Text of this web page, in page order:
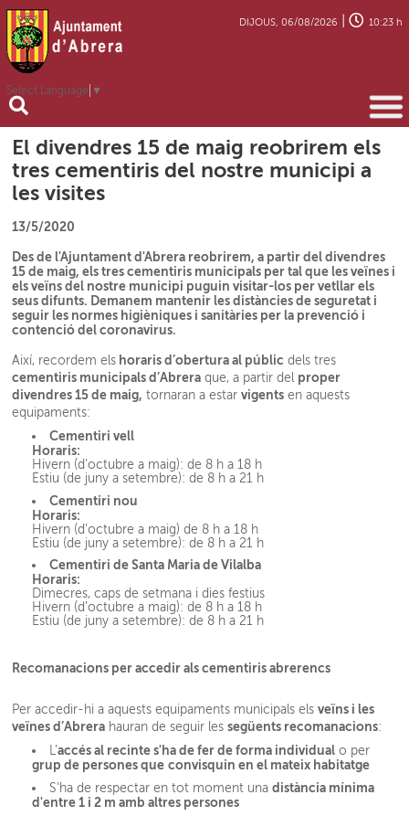
Select Language ▼
DIJOUS, 06/08/2026 10:23 h
El divendres 15 de maig reobrirem els
tres cementiris del nostre municipi a
les visites
13/5/2020
Des de l'Ajuntament d'Abrera reobrirem, a partir del divendres
15 de maig, els tres cementiris municipals per tal que les veïnes i
els veïns del nostre municipi puguin visitar-los per vetllar els
seus difunts. Demanem mantenir les distàncies de seguretat i
seguir les normes higièniques i sanitàries per la prevenció i
contenció del coronavirus.
Així, recordem els horaris d’obertura al públic dels tres
cementiris municipals d’Abrera que, a partir del proper
divendres 15 de maig, tornaran a estarvigents en aquests
equipaments:
Cementiri vell
Horaris:
Hivern (d’octubre a maig): de 8 h a 18 h
Estiu (de juny a setembre): de 8 h a 21 h
Cementiri nou
Horaris:
Hivern (d’octubre a maig) de 8 h a 18 h
Estiu (de juny a setembre): de 8 h a 21 h
Cementiri de Santa Maria de Vilalba
Horaris:
Dimecres, caps de setmana i dies festius
Hivern (d’octubre a maig): de 8 h a 18 h
Estiu (de juny a setembre): de 8 h a 21 h
Recomanacions per accedir als cementiris abrerencs
Per accedir-hi a aquests equipaments municipals elsveïns i les
veïnes d’Abrera hauran de seguir lessegüents recomanacions:
L’accés al recinte s'ha de fer de forma individual o per
grup de persones que convisquin en el mateix habitatge
S'ha de respectar en tot moment unadistància mínima
d'entre 1 i 2 m amb altres persones